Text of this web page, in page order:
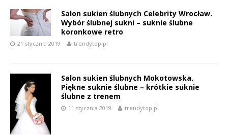
Salon sukien ślubnych Celebrity Wrocław.
Wybór ślubnej sukni – suknie ślubne
koronkowe retro
21 stycznia 2019 trendytop.pl
Salon sukien ślubnych Mokotowska.
Piękne suknie ślubne – krótkie suknie
ślubne z trenem
11 stycznia 2019 trendytop.pl